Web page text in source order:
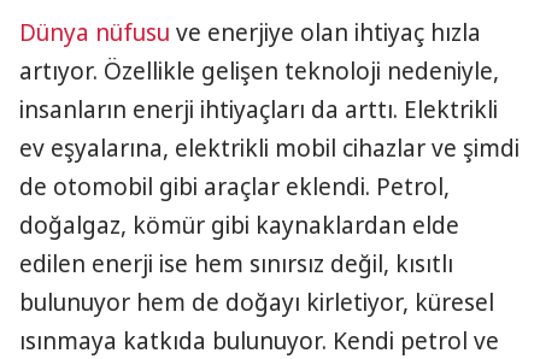
Dünya nüfusu ve enerjiye olan ihtiyaç hızla
artıyor. Özellikle gelişen teknoloji nedeniyle,
insanların enerji ihtiyaçları da arttı. Elektrikli
ev eşyalarına, elektrikli mobil cihazlar ve şimdi
de otomobil gibi araçlar eklendi. Petrol,
doğalgaz, kömür gibi kaynaklardan elde
edilen enerji ise hem sınırsız değil, kısıtlı
bulunuyor hem de doğayı kirletiyor, küresel
ısınmaya katkıda bulunuyor. Kendi petrol ve